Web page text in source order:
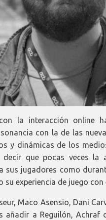
la interacción online
con la de las
y dinámicas de los
decir que pocas veces
sus jugadores como
experiencia de juego con
Maco Asensio, Dani
añadir a Reguilón,